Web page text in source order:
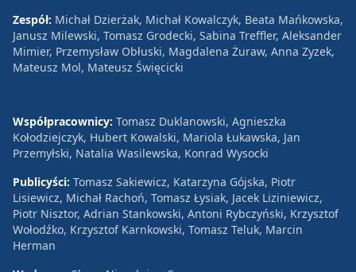
Zespół: Michał Dzierżak, Michał Kowalczyk, Beata Mańkowska,
Janusz Milewski, Tomasz Grodecki, Sabina Treffler, Aleksander
Mimier, Przemysław Obłuski, Magdalena Żuraw, Anna Zyzek,
Mateusz Mol, Mateusz Święcicki
Współpracownicy: Tomasz Duklanowski, Agnieszka
Kołodziejczyk, Hubert Kowalski, Mariola Łukawska, Jan
Przemyłski, Natalia Wasilewska, Konrad Wysocki
Publicyści: Tomasz Sakiewicz, Katarzyna Gójska, Piotr
Lisiewicz, Michał Rachoń, Tomasz Łysiak, Jacek Liziniewicz,
Piotr Nisztor, Adrian Stankowski, Antoni Rybczyński, Krzysztof
Wołodźko, Krzysztof Karnkowski, Tomasz Teluk, Marcin
Herman